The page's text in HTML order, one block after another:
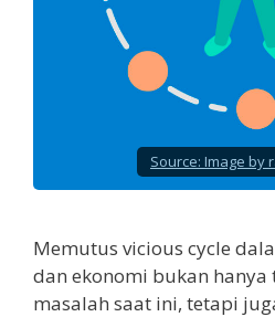
Source: Image by
Memutus vicious cycle
dan ekonomi bukan hanya
masalah saat ini, tetapi